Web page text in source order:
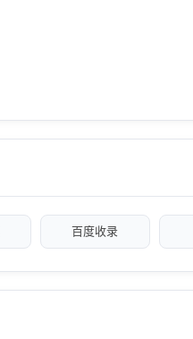
百度收录